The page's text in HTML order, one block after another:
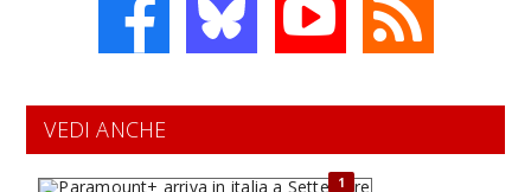
VEDI ANCHE
1